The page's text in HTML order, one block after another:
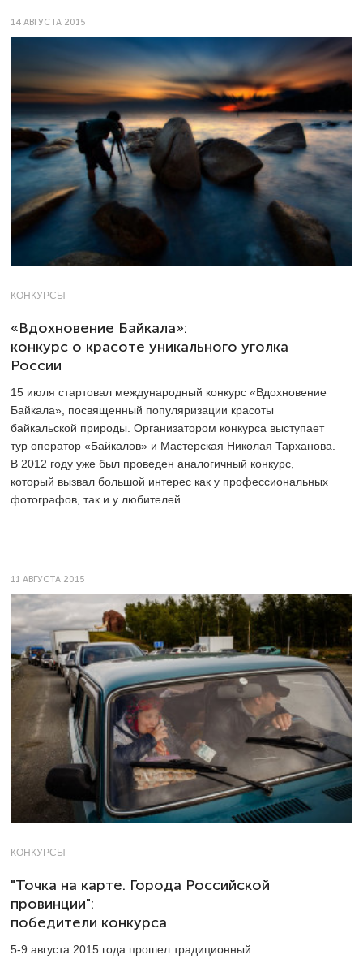
14 АВГУСТА 2015
КОНКУРСЫ
«Вдохновение Байкала»:
конкурс о красоте уникального уголка
России
15 июля стартовал международный конкурс «Вдохновение
Байкала», посвященный популяризации красоты
байкальской природы. Организатором конкурса выступает
тур оператор «Байкалов» и Мастерская Николая Тарханова.
В 2012 году уже был проведен аналогичный конкурс,
который вызвал большой интерес как у профессиональных
фотографов, так и у любителей.
11 АВГУСТА 2015
КОНКУРСЫ
"Точка на карте. Города Российской
провинции":
победители конкурса
5-9 августа 2015 года прошел традиционный